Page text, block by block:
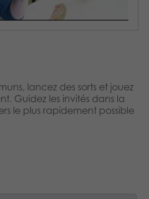
lancez des sorts et jouez
Guidez les invités dans la
le plus rapidement possible